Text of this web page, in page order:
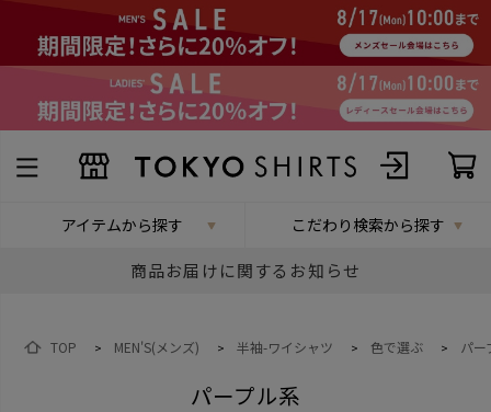
アイテムから探す こだわり検索から探す
商品お届けに関するお知らせ
TOP > MEN'S(メンズ) > 半袖-ワイシャツ > 色で選ぶ > パー
パープル系